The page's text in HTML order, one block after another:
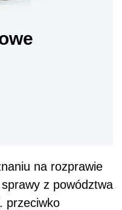
na rozprawie
z powództwa
przeciwko